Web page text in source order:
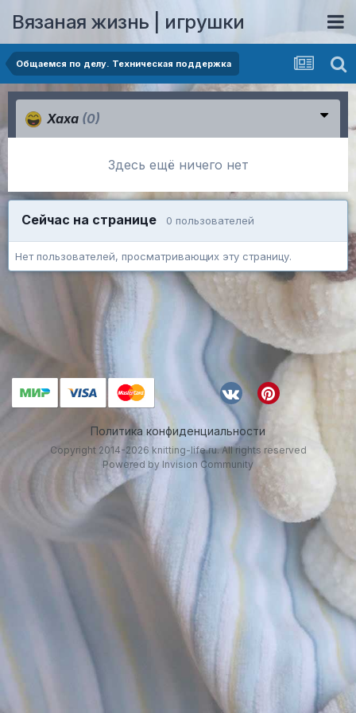
Вязаная жизнь | игрушки
Общаемся по делу. Техническая поддержка
Хаха (0)
Здесь ещё ничего нет
Сейчас на странице 0 пользователей
Нет пользователей, просматривающих эту страницу.
Политика конфиденциальности
Copyright 2014-2026 knitting-life.ru. All rights reserved
Powered by Invision Community